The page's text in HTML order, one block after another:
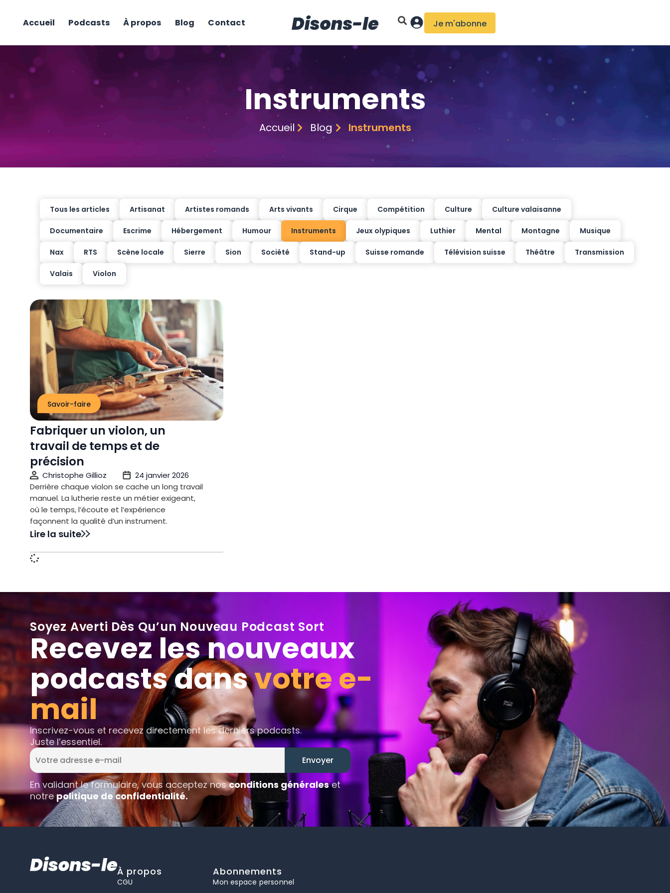
Accueil Podcasts À propos Blog Contact Je m'abonne
Instruments
Accueil Blog Instruments
Tous les articles Artisanat Artistes romands Arts vivants Cirque Compétition Culture Culture valaisanne
Documentaire Escrime Hébergement Humour Instruments Jeux olypiques Luthier Mental Montagne Musique
Nax RTS Scène locale Sierre Sion Société Stand-up Suisse romande Télévision suisse Théâtre Transmission
Valais Violon
Savoir-faire
Fabriquer un violon, un
travail de temps et de
précision
Christophe Gillioz
24 janvier 2026
Derrière chaque violon se cache un long travail
manuel. La lutherie reste un métier exigeant,
où le temps, l’écoute et l’expérience
façonnent la qualité d’un instrument.
Lire la suite
Soyez Averti Dès Qu’un Nouveau Podcast Sort
Recevez les nouveaux
podcasts dansvotre e-
mail
Inscrivez-vous et recevez directement les derniers podcasts.
Juste l’essentiel.
En validant le formulaire, vous acceptez nosconditions généraleset
notrepolitique de confidentialité.
À propos
CGU
Abonnements
Mon espace personnel